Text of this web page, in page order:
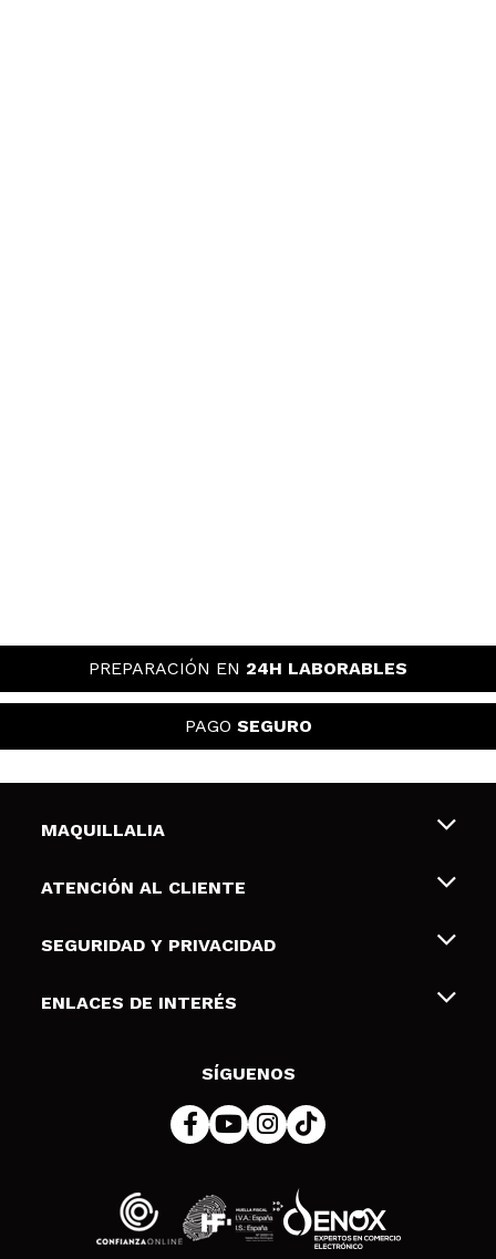
PREPARACIÓN EN 24H LABORABLES
PAGO SEGURO
MAQUILLALIA
Sobre nosotros
Tarjetas de Regalo
ATENCIÓN AL CLIENTE
Envíos y devoluciones
Formas de pago
SEGURIDAD Y PRIVACIDAD
Terminos y condiciones de uso
Política de cookies
ENLACES DE INTERÉS
SÍGUENOS